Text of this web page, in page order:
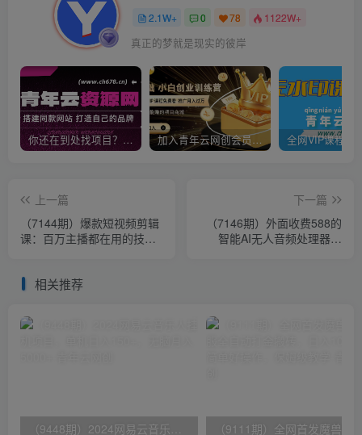
2.1W+ 0 78 1122W+
真正的梦就是现实的彼岸
你还在到处找项目？还在当韭菜？我靠卖项目一个月收入5万+，曾经我也是个失败者。 加入青年云网创会员，全站资源免费学习。加入高级合伙人，推广日入1000+
上一篇
（7144期）爆款短视频剪辑
课：百万主播都在用的技
下一篇
（7146期）外面收费588的
智能AI无人音频处理器软
相关推荐